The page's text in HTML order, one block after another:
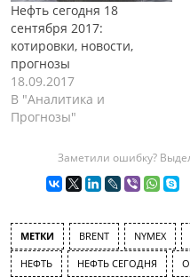
Нефть сегодня 18
сентября 2017:
котировки, новости,
прогнозы
18.09.2017
В "Аналитика и
Прогнозы"
Заметили ошибку?
МЕТКИ BRENT NYMEX
НЕФТЬ НЕФТЬ СЕГОДНЯ